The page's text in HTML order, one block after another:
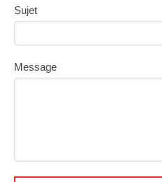
Sujet
Message